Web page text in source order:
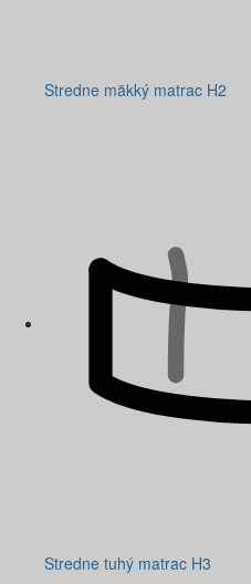
Stredne mäkký matrac H2
Stredne tuhý matrac H3